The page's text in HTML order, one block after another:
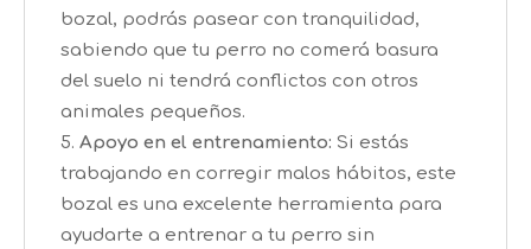
bozal, podrás pasear con tranquilidad,
sabiendo que tu perro no comerá basura
del suelo ni tendrá conflictos con otros
animales pequeños.
Apoyo en el entrenamiento: Si estás
trabajando en corregir malos hábitos, este
bozal es una excelente herramienta para
ayudarte a entrenar a tu perro sin